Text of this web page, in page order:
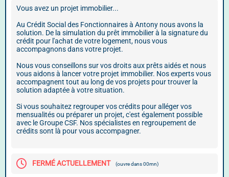
Vous avez un projet immobilier...
Au Crédit Social des Fonctionnaires à Antony nous avons la
solution. De la simulation du prêt immobilier à la signature du
crédit pour l'achat de votre logement, nous vous
accompagnons dans votre projet.
Nous vous conseillons sur vos droits aux prêts aidés et nous
vous aidons à lancer votre projet immobilier. Nos experts vous
accompagnent tout au long de vos projets pour trouver la
solution adaptée à votre situation.
Si vous souhaitez regrouper vos crédits pour alléger vos
mensualités ou préparer un projet, c'est également possible
avec le Groupe CSF. Nos spécialistes en regroupement de
crédits sont là pour vous accompagner.
FERMÉ ACTUELLEMENT (ouvre dans 00mn)